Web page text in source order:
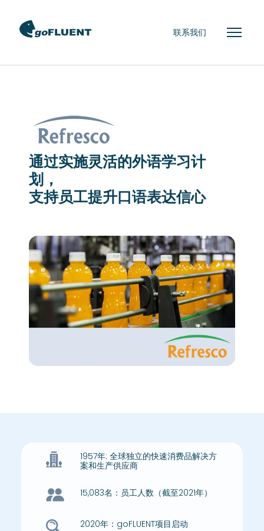
联系我们
通过实施灵活的外语学习计
划，
支持员工提升口语表达信心
1957年: 全球独立的快速消费品解决方
案和生产供应商
15,083名：员工人数（截至2021年）
2020年：goFLUENT项目启动